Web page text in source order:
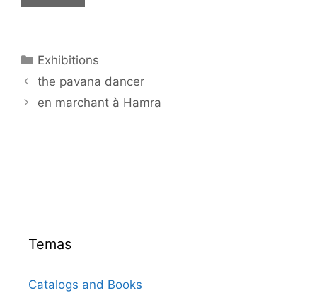
Categorías
Exhibitions
the pavana dancer
en marchant à Hamra
Temas
Catalogs and Books